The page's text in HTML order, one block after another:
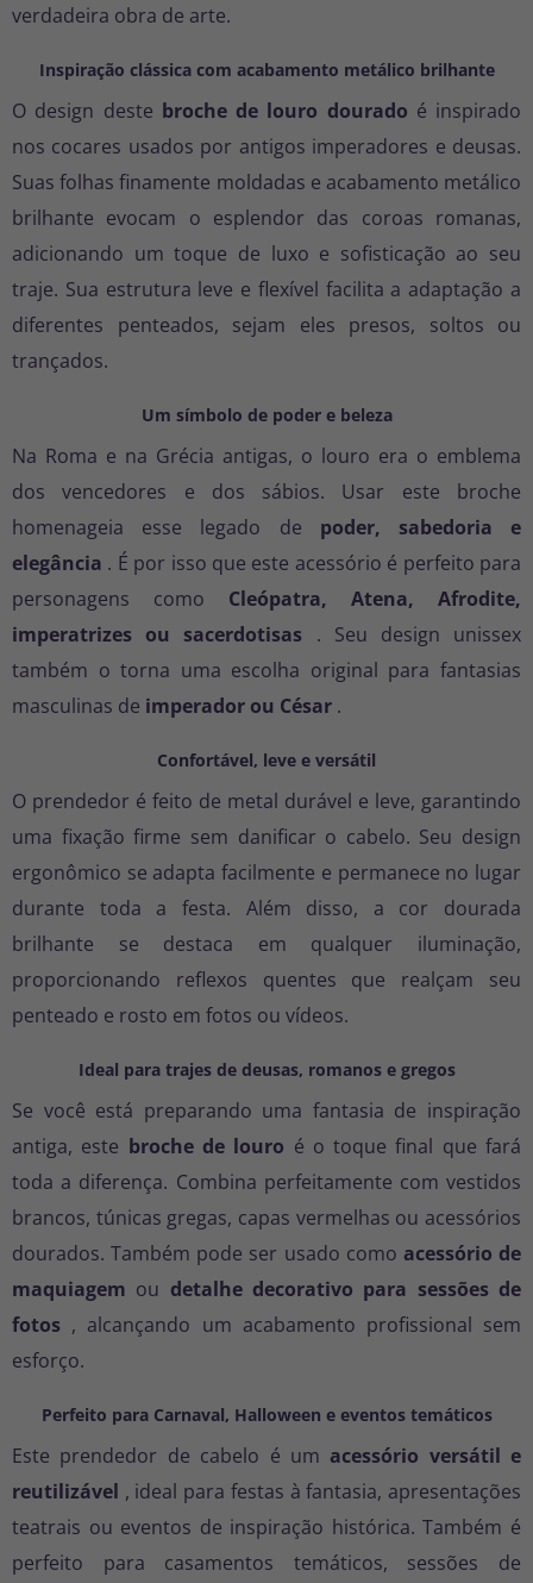
verdadeira obra de arte.
Inspiração clássica com acabamento metálico brilhante
O design deste broche de louro dourado é inspirado
nos cocares usados por antigos imperadores e deusas.
Suas folhas finamente moldadas e acabamento metálico
brilhante evocam o esplendor das coroas romanas,
adicionando um toque de luxo e sofisticação ao seu
traje. Sua estrutura leve e flexível facilita a adaptação a
diferentes penteados, sejam eles presos, soltos ou
trançados.
Um símbolo de poder e beleza
Na Roma e na Grécia antigas, o louro era o emblema
dos vencedores e dos sábios. Usar este broche
homenageia esse legado de poder, sabedoria e
elegância . É por isso que este acessório é perfeito para
personagens como Cleópatra, Atena, Afrodite,
imperatrizes ou sacerdotisas . Seu design unissex
também o torna uma escolha original para fantasias
masculinas de imperador ou César .
Confortável, leve e versátil
O prendedor é feito de metal durável e leve, garantindo
uma fixação firme sem danificar o cabelo. Seu design
ergonômico se adapta facilmente e permanece no lugar
durante toda a festa. Além disso, a cor dourada
brilhante se destaca em qualquer iluminação,
proporcionando reflexos quentes que realçam seu
penteado e rosto em fotos ou vídeos.
Ideal para trajes de deusas, romanos e gregos
Se você está preparando uma fantasia de inspiração
antiga, este broche de louro é o toque final que fará
toda a diferença. Combina perfeitamente com vestidos
brancos, túnicas gregas, capas vermelhas ou acessórios
dourados. Também pode ser usado como acessório de
maquiagem ou detalhe decorativo para sessões de
fotos , alcançando um acabamento profissional sem
esforço.
Perfeito para Carnaval, Halloween e eventos temáticos
Este prendedor de cabelo é umacessório versátil e
reutilizável , ideal para festas à fantasia, apresentações
teatrais ou eventos de inspiração histórica. Também é
perfeito para casamentos temáticos, sessões de